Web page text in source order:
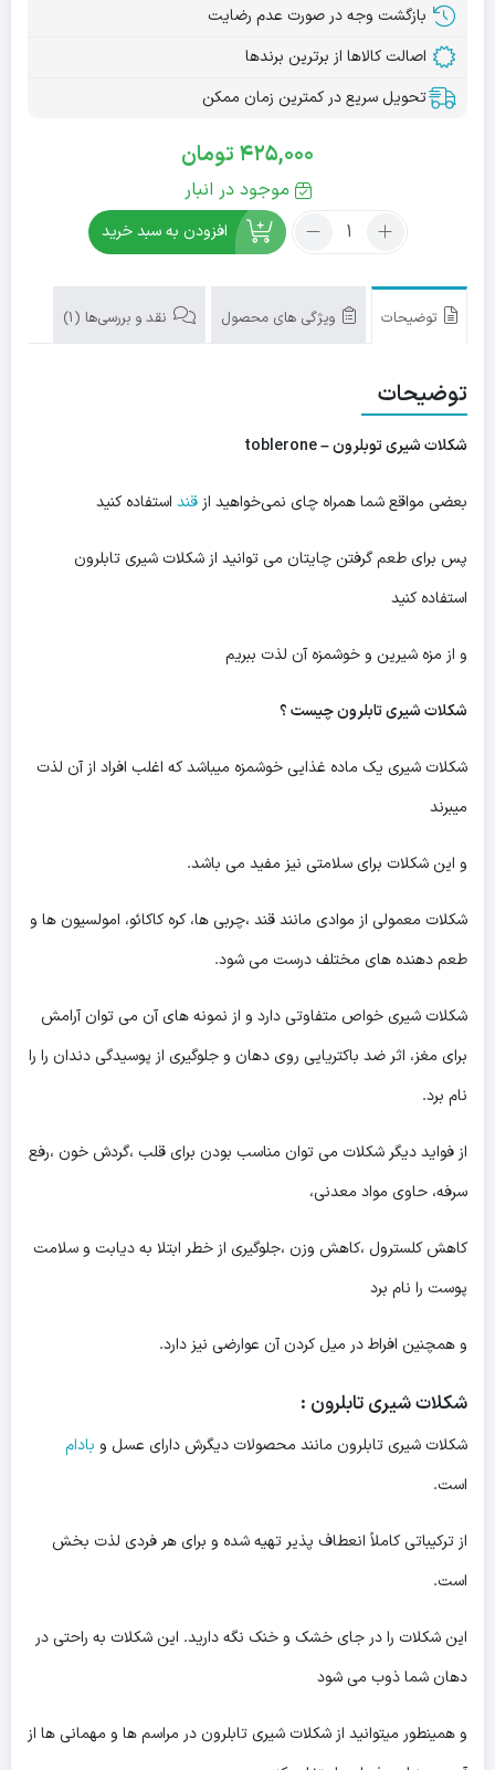
بازگشت وجه در صورت عدم رضایت
اصالت کالاها از برترین برندها
تحویل سریع در کمترین زمان ممکن
425,000 تومان
موجود در انبار
تعداد:
گرم
افزودن به سبد خرید
توضیحات ویژگی های محصول نقد و بررسی‌ها (1)
توضیحات
شکلات شیری توبلرون– toblerone
بعضی مواقع شما همراه چای نمی‌خواهید از قند استفاده کنید
پس برای طعم گرفتن چایتان می توانید از شکلات شیری تابلرون
استفاده کنید
و از مزه شیرین و خوشمزه آن لذت ببریم
شکلات شیری تابلرون چیست ؟
شکلات شیری یک ماده غذایی خوشمزه میباشد که اغلب افراد از آن لذت
میبرند
و این شکلات برای سلامتی نیز مفید می باشد.
شکلات معمولی از موادی مانند قند ،چربی ها، کره کاکائو، امولسیون ها و
طعم دهنده های مختلف درست می شود.
شکلات شیری خواص متفاوتی دارد و از نمونه های آن می توان آرامش
برای مغز، اثر ضد باکتریایی روی دهان و جلوگیری از پوسیدگی دندان را را
نام برد.
از فواید دیگر شکلات ‌می توان مناسب بودن برای قلب ،گردش خون ،رفع
سرفه، حاوی مواد معدنی،
کاهش کلسترول ،کاهش وزن ،جلوگیری از خطر ابتلا به دیابت و سلامت
پوست را نام برد
و همچنین افراط در میل کردن آن عوارضی نیز دارد.
شکلات شیری تابلرون :
شکلات شیری تابلرون مانند محصولات دیگرش دارای عسل و بادام
است.
از ترکیباتی کاملاً انعطاف پذیر تهیه شده و برای هر فردی لذت بخش
است.
این شکلات را در جای خشک و خنک نگه دارید. این شکلات به راحتی در
دهان شما ذوب می شود
و همینطور میتوانید از شکلات شیری تابلرون در مراسم ها و مهمانی ها از